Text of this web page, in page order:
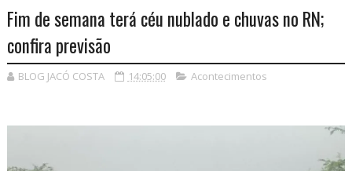
Fim de semana terá céu nublado e chuvas no RN;
confira previsão
BLOG JACÓ COSTA 14:05:00 Acontecimentos